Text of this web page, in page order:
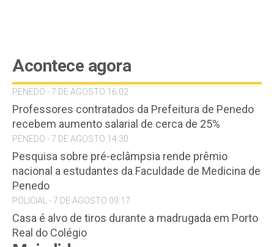
Acontece agora
PENEDO - 7 DE AGOSTO 16:02
Professores contratados da Prefeitura de Penedo
recebem aumento salarial de cerca de 25%
PENEDO - 7 DE AGOSTO 14:30
Pesquisa sobre pré-eclâmpsia rende prêmio
nacional a estudantes da Faculdade de Medicina de
Penedo
POLICIAL - 7 DE AGOSTO 09:17
Casa é alvo de tiros durante a madrugada em Porto
Real do Colégio